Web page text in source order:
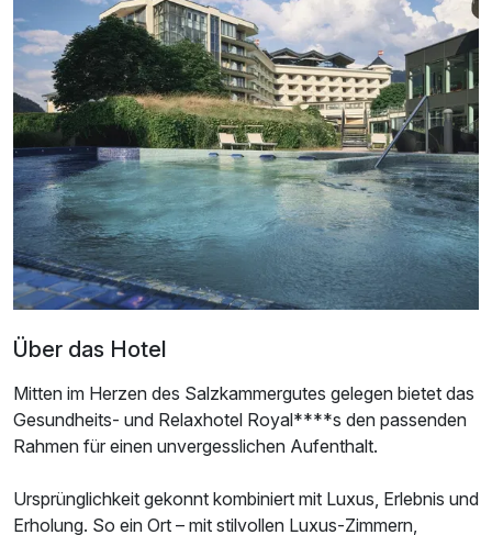
Über das Hotel
Mitten im Herzen des Salzkammergutes gelegen bietet das
Gesundheits- und Relaxhotel Royal****s den passenden
Rahmen für einen unvergesslichen Aufenthalt.
Ursprünglichkeit gekonnt kombiniert mit Luxus, Erlebnis und
Erholung. So ein Ort – mit stilvollen Luxus-Zimmern,